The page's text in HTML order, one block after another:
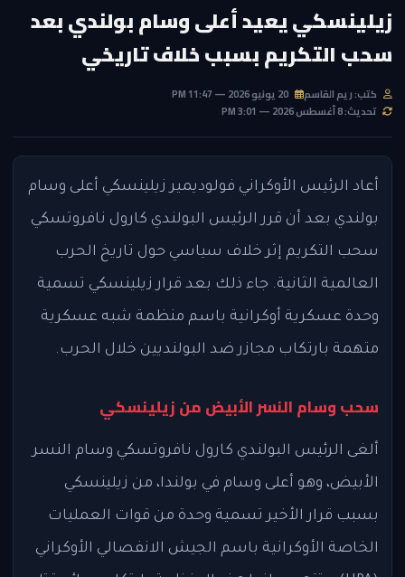
زيلينسكي يعيد أعلى وسام بولندي بعد
سحب التكريم بسبب خلاف تاريخي
كتب: ريم القاسم
تحديث: 8 أغسطس 2026 — 3:01 PM
أعاد الرئيس الأوكراني فولوديمير زيلينسكي أعلى وسام
بولندي بعد أن قرر الرئيس البولندي كارول نافروتسكي
سحب التكريم إثر خلاف سياسي حول تاريخ الحرب
العالمية الثانية. جاء ذلك بعد قرار زيلينسكي تسمية
وحدة عسكرية أوكرانية باسم منظمة شبه عسكرية
متهمة بارتكاب مجازر ضد البولنديين خلال الحرب.
سحب وسام النسر الأبيض من زيلينسكي
ألغى الرئيس البولندي كارول نافروتسكي وسام النسر
الأبيض، وهو أعلى وسام في بولندا، من زيلينسكي
بسبب قرار الأخير تسمية وحدة من قوات العمليات
الخاصة الأوكرانية باسم الجيش الانفصالي الأوكراني